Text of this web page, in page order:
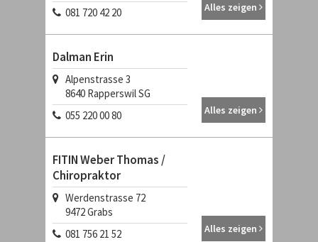
081 720 42 20
Alles zeigen
Dalman Erin
Alpenstrasse 3
8640 Rapperswil SG
055 220 00 80
Alles zeigen
FITIN Weber Thomas /
Chiropraktor
Werdenstrasse 72
9472Grabs
081 756 21 52
Alles zeigen